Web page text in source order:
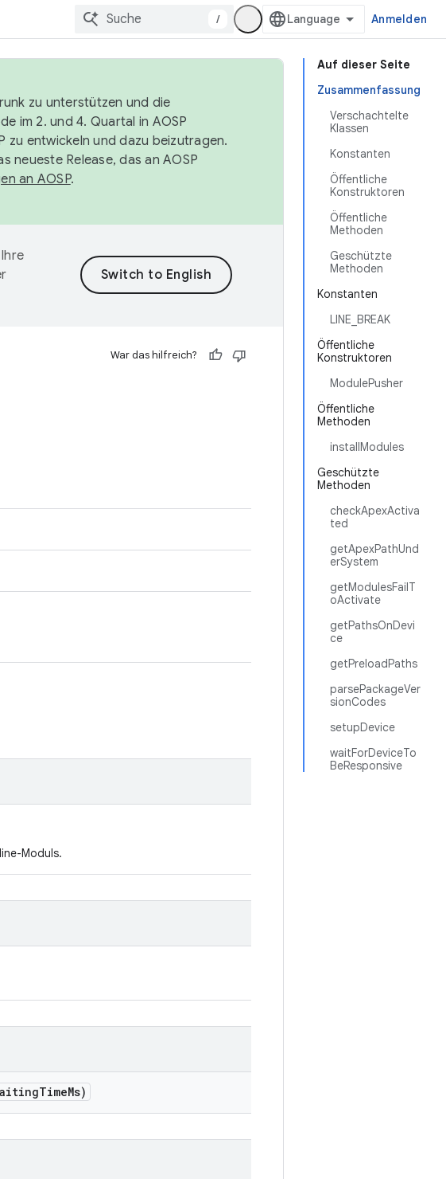
/ Anmelden
Auf dieser Seite
Zusammenfassung
Verschachtelte
Klassen
Konstanten
Öffentliche
Konstruktoren
Öffentliche
Methoden
Geschützte
Methoden
Konstanten
LINE_BREAK
Öffentliche
Konstruktoren
ModulePusher
Öffentliche
Methoden
installModules
Geschützte
Methoden
checkApexActiva
ted
getApexPathUnd
erSystem
getModulesFailT
oActivate
getPathsOnDevi
ce
getPreloadPaths
parsePackageVer
sionCodes
setupDevice
waitForDeviceTo
BeResponsive
zu unterstützen und die
im 2. und 4. Quartal in AOSP
zu entwickeln und dazu beizutragen.
neueste Release, das an AOSP
an AOSP.
War das hilfreich?
Moduls.
TimeMs)